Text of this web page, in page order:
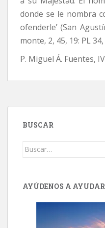
donde se le nombra
ofenderle’ (San
monte, 2, 45, 19: PL 34,
P. Miguel Á. Fuentes,
BUSCAR
Buscar:
AYÚDENOS A AYUDAR